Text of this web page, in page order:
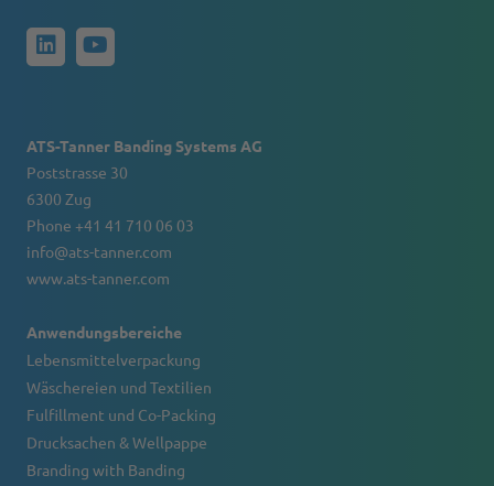
ATS-Tanner Banding Systems AG
Poststrasse 30
6300 Zug
Phone +41 41 710 06 03
info@ats-tanner.com
www.ats-tanner.com
Anwendungsbereiche
Lebensmittelverpackung
Wäschereien und Textilien
Fulfillment und Co-Packing
Drucksachen & Wellpappe
Branding with Banding